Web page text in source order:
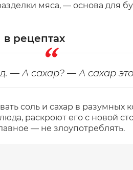
мяса, — основа для
рецептах
— А сахар? — А сахар это
соль и сахар в разумных
раскроют его с новой
— не злоупотреблять.